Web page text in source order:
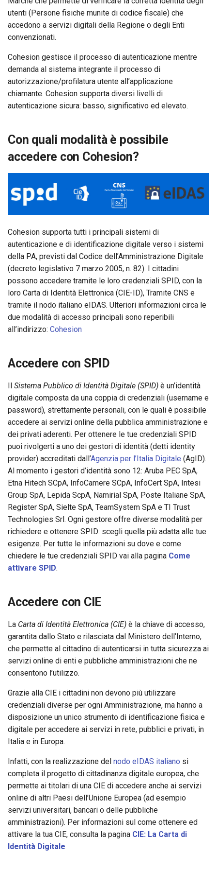
a
r
i
e
Rinnovo del Token
utenti (Persone fisiche munite di codice fiscale) che
accedono a servizi digitali della Regione o degli Enti
convenzionati.
Cohesion gestisce il processo di autenticazione mentre
demanda al sistema integrante il processo di
autorizzazione/profilatura utente all’applicazione
chiamante. Cohesion supporta diversi livelli di
autenticazione sicura: basso, significativo ed elevato.
Con quali modalità è possibile
accedere con Cohesion?
Cohesion supporta tutti i principali sistemi di
autenticazione e di identificazione digitale verso i sistemi
della PA, previsti dal Codice dell’Amministrazione Digitale
(decreto legislativo 7 marzo 2005, n. 82). I cittadini
possono accedere tramite le loro credenziali SPID, con la
loro Carta di Identità Elettronica (CIE-ID), Tramite CNS e
tramite il nodo italiano eIDAS. Ulteriori informazioni circa le
due modalità di accesso principali sono reperibili
all’indirizzo: Cohesion
Accedere con SPID
Il Sistema Pubblico di Identità Digitale (SPID) è un’identità
digitale composta da una coppia di credenziali (username e
password), strettamente personali, con le quali è possibile
accedere ai servizi online della pubblica amministrazione e
dei privati aderenti. Per ottenere le tue credenziali SPID
puoi rivolgerti a uno dei gestori di identità (detti identity
provider) accreditati dall’Agenzia per l’Italia Digitale (AgID).
Al momento i gestori d’identità sono 12: Aruba PEC SpA,
Etna Hitech SCpA, InfoCamere SCpA, InfoCert SpA, Intesi
Group SpA, Lepida ScpA, Namirial SpA, Poste Italiane SpA,
Register SpA, Sielte SpA, TeamSystem SpA e TI Trust
Technologies Srl. Ogni gestore offre diverse modalità per
richiedere e ottenere SPID: scegli quella più adatta alle tue
esigenze. Per tutte le informazioni su dove e come
chiedere le tue credenziali SPID vai alla pagina Come
attivare SPID.
Accedere con CIE
La Carta di Identità Elettronica (CIE) è la chiave di accesso,
garantita dallo Stato e rilasciata dal Ministero dell’Interno,
che permette al cittadino di autenticarsi in tutta sicurezza ai
servizi online di enti e pubbliche amministrazioni che ne
consentono l’utilizzo.
Grazie alla CIE i cittadini non devono più utilizzare
credenziali diverse per ogni Amministrazione, ma hanno a
disposizione un unico strumento di identificazione fisica e
digitale per accedere ai servizi in rete, pubblici e privati, in
Italia e in Europa.
Infatti, con la realizzazione del nodo eIDAS italiano si
completa il progetto di cittadinanza digitale europea, che
permette ai titolari di una CIE di accedere anche ai servizi
online di altri Paesi dell’Unione Europea (ad esempio
servizi universitari, bancari o delle pubbliche
amministrazioni). Per informazioni sul come ottenere ed
attivare la tua CIE, consulta la pagina CIE: La Carta di
Identità Digitale